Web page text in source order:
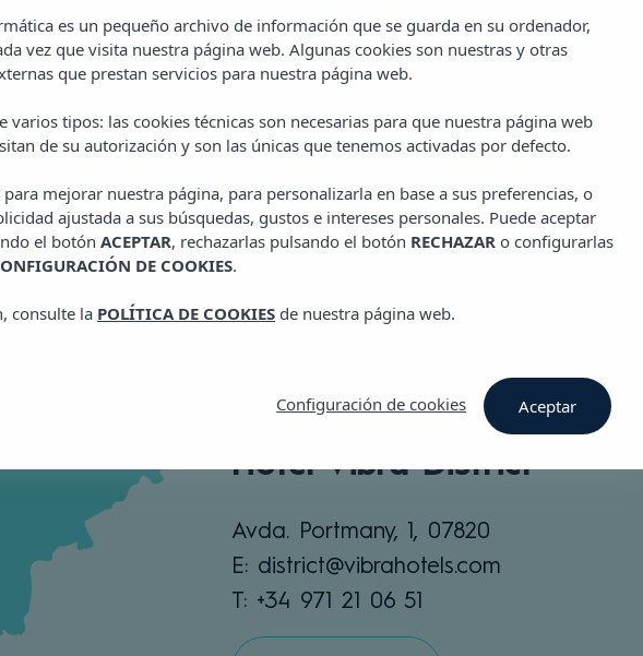
Ubicación
Hotel Vibra District
Avda. Portmany, 1, 07820
E: district@vibrahotels.com
T: +34 971 21 06 51
es un pequeño archivo de información que se guarda en su ordenador,
vez que visita nuestra página web. Algunas cookies son nuestras y otras
que prestan servicios para nuestra página web.
varios tipos: las cookies técnicas son necesarias para que nuestra página web
de su autorización y son las únicas que tenemos activadas por defecto.
mejorar nuestra página, para personalizarla en base a sus preferencias, o
ajustada a sus búsquedas, gustos e intereses personales. Puede aceptar
el botón ACEPTAR, rechazarlas pulsando el botón RECHAZARo configurarlas
DE COOKIES.
consulte la POLÍTICA DE COOKIESde nuestra página web.
Configuración de cookies Aceptar